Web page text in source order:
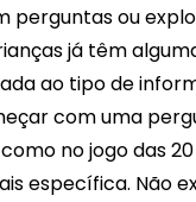
perguntas ou
já têm
ao tipo de
com uma
no jogo das
específica. Não